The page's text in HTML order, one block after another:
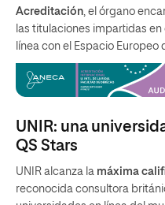
Acreditación, el órgano
las titulaciones impartidas
línea con el Espacio Europeo
UNIR: una
QS Stars
UNIR alcanza la máxima
reconocida consultora